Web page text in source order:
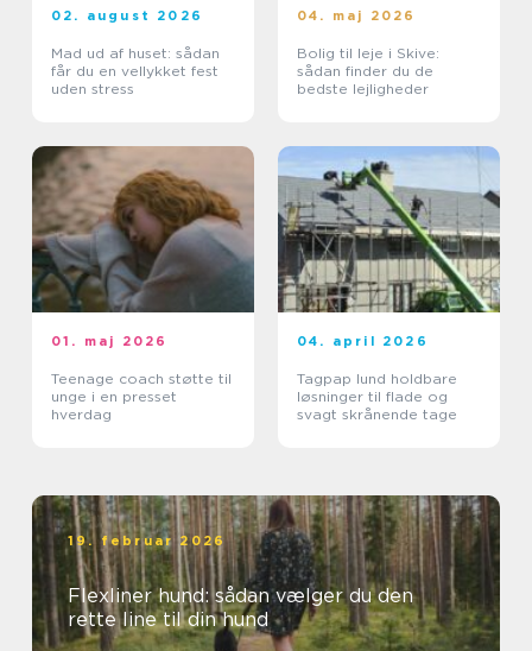
02. august 2026
Mad ud af huset: sådan
får du en vellykket fest
uden stress
04. maj 2026
Bolig til leje i Skive:
sådan finder du de
bedste lejligheder
01. maj 2026
Teenage coach støtte til
unge i en presset
hverdag
04. april 2026
Tagpap lund holdbare
løsninger til flade og
svagt skrånende tage
19. februar 2026
Flexliner hund: sådan vælger du den
rette line til din hund